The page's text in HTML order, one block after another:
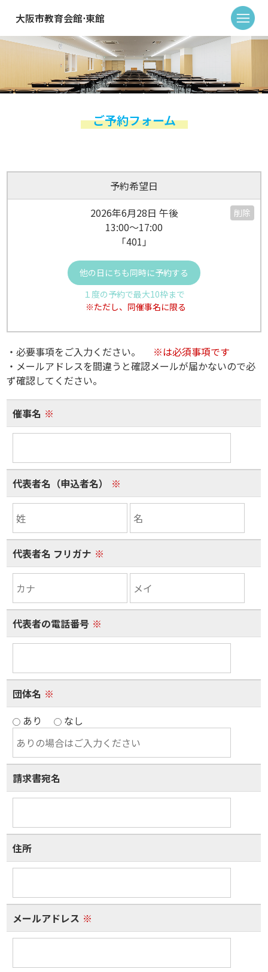
大阪市教育会館⋅東館
ご予約フォーム
予約希望日
2026年6月28日 午後
13:00～17:00
「401」
削除
他の日にちも同時に予約する
１度の予約で最大10枠まで
※ただし、同催事名に限る
・必要事項をご入力ください。
※は必須事項です
・メールアドレスを間違うと確認メールが届かないので必
ず確認してください。
催事名 ※
代表者名（申込者名） ※
代表者名 フリガナ ※
代表者の電話番号 ※
団体名 ※
あり
なし
請求書宛名
住所
メールアドレス ※